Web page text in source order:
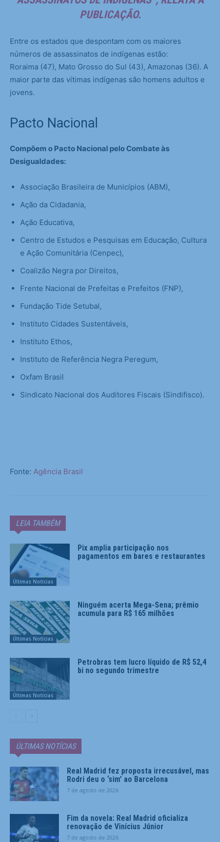
PUBLICAÇÃO.
Entre os estados que despontam com os maiores
números de assassinatos de indígenas estão:
Roraima (47), Mato Grosso do Sul (43), Amazonas (36). A
maior parte das vítimas indígenas são homens adultos e
jovens.
Pacto Nacional
Compõem o Pacto Nacional pelo Combate às
Desigualdades:
Associação Brasileira de Municípios (ABM),
Ação da Cidadania,
Ação Educativa,
Centro de Estudos e Pesquisas em Educação, Cultura
e Ação Comunitária (Cenpec),
Coalizão Negra por Direitos,
Frente Nacional de Prefeitas e Prefeitos (FNP),
Fundação Tide Setubal,
Instituto Cidades Sustentáveis,
Instituto Ethos,
Instituto de Referência Negra Peregum,
Oxfam Brasil
Sindicato Nacional dos Auditores Fiscais (Sindifisco).
Fonte: Agência Brasil
LEIA TAMBÉM
Últimas Notícias
Pix amplia participação nos
pagamentos em bares e restaurantes
Últimas Notícias
Ninguém acerta Mega-Sena; prêmio
acumula para R$ 165 milhões
Últimas Notícias
Petrobras tem lucro líquido de R$ 52,4
bi no segundo trimestre
ÚLTIMAS NOTÍCIAS
Real Madrid fez proposta irrecusável, mas
Rodri deu o ‘sim’ ao Barcelona
7 de agosto de 2026
Fim da novela: Real Madrid oficializa
renovação de Vinícius Júnior
7 de agosto de 2026